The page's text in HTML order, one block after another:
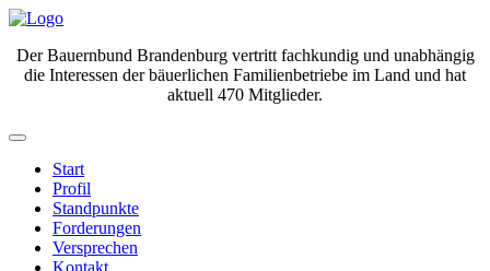
Der Bauernbund Brandenburg vertritt fachkundig und unabhängig
die Interessen der bäuerlichen Familienbetriebe im Land und hat
aktuell 470 Mitglieder.
Start
Profil
Standpunkte
Forderungen
Versprechen
Kontakt